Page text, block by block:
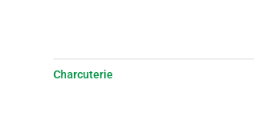
Charcuterie